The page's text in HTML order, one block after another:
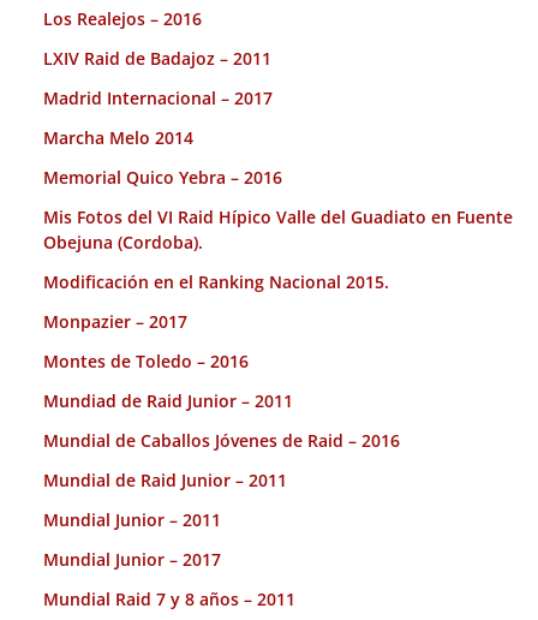
Los Realejos – 2016
LXIV Raid de Badajoz – 2011
Madrid Internacional – 2017
Marcha Melo 2014
Memorial Quico Yebra – 2016
Mis Fotos del VI Raid Hípico Valle del Guadiato en Fuente
Obejuna (Cordoba).
Modificación en el Ranking Nacional 2015.
Monpazier – 2017
Montes de Toledo – 2016
Mundiad de Raid Junior – 2011
Mundial de Caballos Jóvenes de Raid – 2016
Mundial de Raid Junior – 2011
Mundial Junior – 2011
Mundial Junior – 2017
Mundial Raid 7 y 8 años – 2011